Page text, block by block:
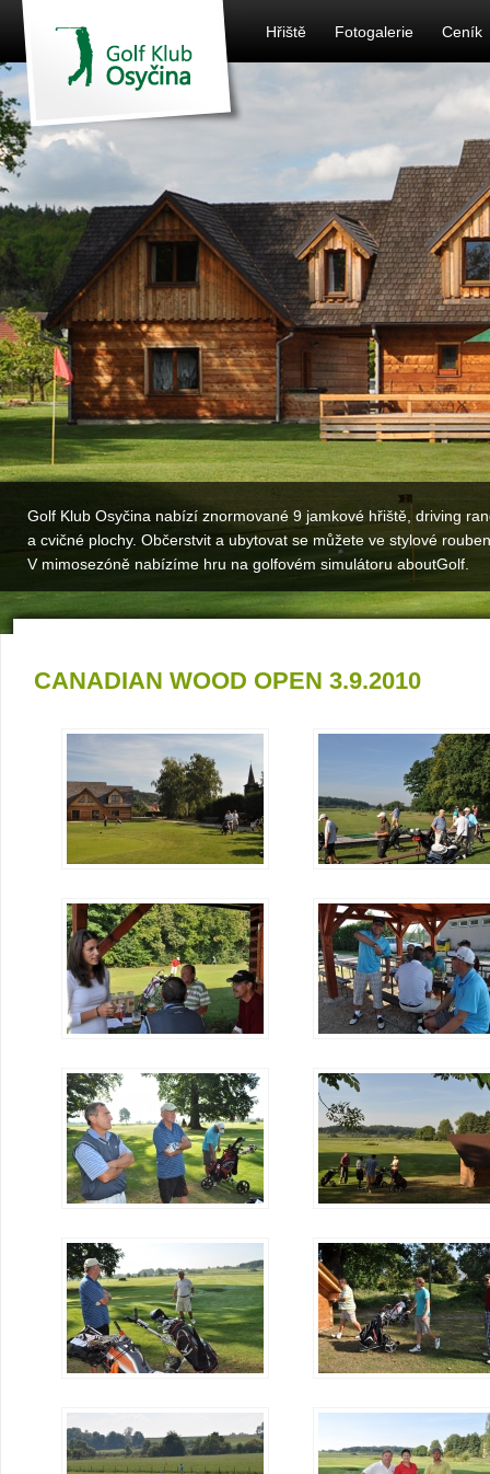
Hřiště Fotogalerie Ceník
Golf Klub Osyčina nabízí znormované 9 jamkové hřiště, driving
a cvičné plochy. Občerstvit a ubytovat se můžete ve stylové
V mimosezóně nabízíme hru na golfovém simulátoru aboutGolf.
CANADIAN WOOD OPEN 3.9.2010